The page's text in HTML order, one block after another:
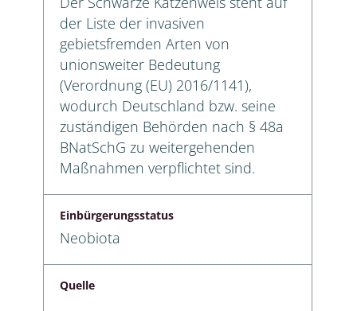
der Liste der invasiven
gebietsfremden Arten von
unionsweiter Bedeutung
(Verordnung (EU) 2016/1141),
wodurch Deutschland bzw. seine
zuständigen Behörden nach § 48a
BNatSchG zu weitergehenden
Maßnahmen verpflichtet sind.
Einbürgerungsstatus
Neobiota
Quelle